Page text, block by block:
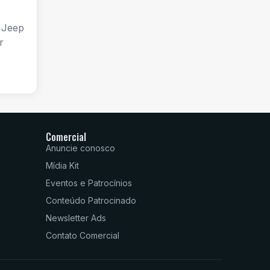
Comercial
Anuncie conosco
Mídia Kit
Eventos e Patrocínios
Conteúdo Patrocinado
Newsletter Ads
Contato Comercial